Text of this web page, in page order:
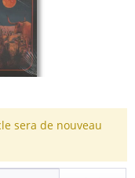
sera de nouveau